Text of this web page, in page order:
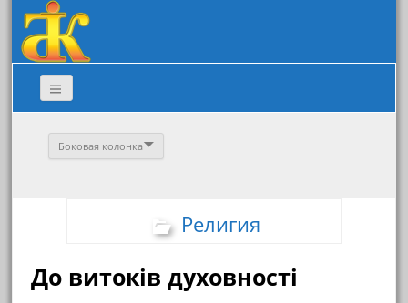
Боковая колонка
Религия
До витоків духовності